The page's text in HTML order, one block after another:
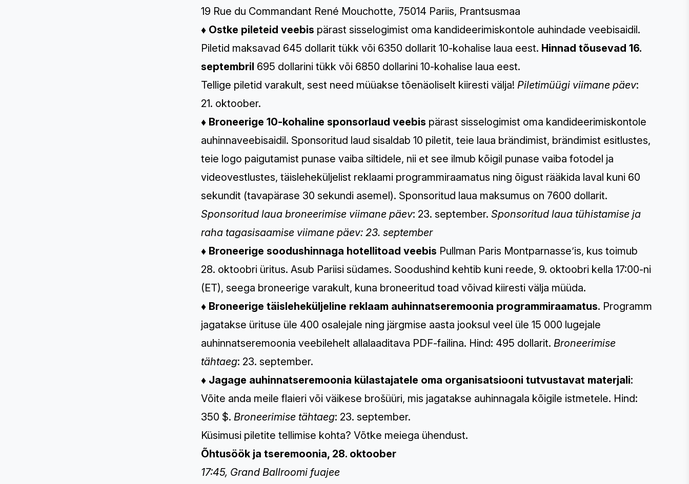
19 Rue du Commandant René Mouchotte, 75014 Pariis, Prantsusmaa
♦ Ostke pileteid veebis pärast sisselogimist oma kandideerimiskontole auhindade veebisaidil.
Piletid maksavad 645 dollarit tükk või 6350 dollarit 10-kohalise laua eest. Hinnad tõusevad 16.
septembril 695 dollarini tükk või 6850 dollarini 10-kohalise laua eest.
Tellige piletid varakult, sest need müüakse tõenäoliselt kiiresti välja! Piletimüügi viimane päev:
21. oktoober.
♦ Broneerige 10-kohaline sponsorlaud veebis pärast sisselogimist oma kandideerimiskontole
auhinnaveebisaidil. Sponsoritud laud sisaldab 10 piletit, teie laua brändimist, brändimist esitlustes,
teie logo paigutamist punase vaiba siltidele, nii et see ilmub kõigil punase vaiba fotodel ja
videovestlustes, täisleheküljelist reklaami programmiraamatus ning õigust rääkida laval kuni 60
sekundit (tavapärase 30 sekundi asemel). Sponsoritud laua maksumus on 7600 dollarit.
Sponsoritud laua broneerimise viimane päev: 23. september. Sponsoritud laua tühistamise ja
raha tagasisaamise viimane päev: 23. september
♦ Broneerige soodushinnaga hotellitoad veebis Pullman Paris Montparnasse’is, kus toimub
28. oktoobri üritus. Asub Pariisi südames. Soodushind kehtib kuni reede, 9. oktoobri kella 17:00-ni
(ET), seega broneerige varakult, kuna broneeritud toad võivad kiiresti välja müüda.
♦ Broneerige täisleheküljeline reklaam auhinnatseremoonia programmiraamatus. Programm
jagatakse ürituse üle 400 osalejale ning järgmise aasta jooksul veel üle 15 000 lugejale
auhinnatseremoonia veebilehelt allalaaditava PDF-failina. Hind: 495 dollarit. Broneerimise
tähtaeg: 23. september.
♦ Jagage auhinnatseremoonia külastajatele oma organisatsiooni tutvustavat materjali:
Võite anda meile flaieri või väikese brošüüri, mis jagatakse auhinnagala kõigile istmetele. Hind:
350 $. Broneerimise tähtaeg: 23. september.
Küsimusi piletite tellimise kohta? Võtke meiega ühendust.
Õhtusöök ja tseremoonia, 28. oktoober
17:45, Grand Ballroomi fuajee